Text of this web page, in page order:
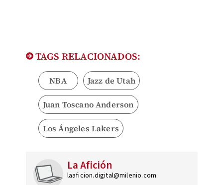
TAGS RELACIONADOS:
NBA Jazz de Utah
Juan Toscano Anderson
Los Ángeles Lakers
La Afición
laaficion.digital@milenio.com